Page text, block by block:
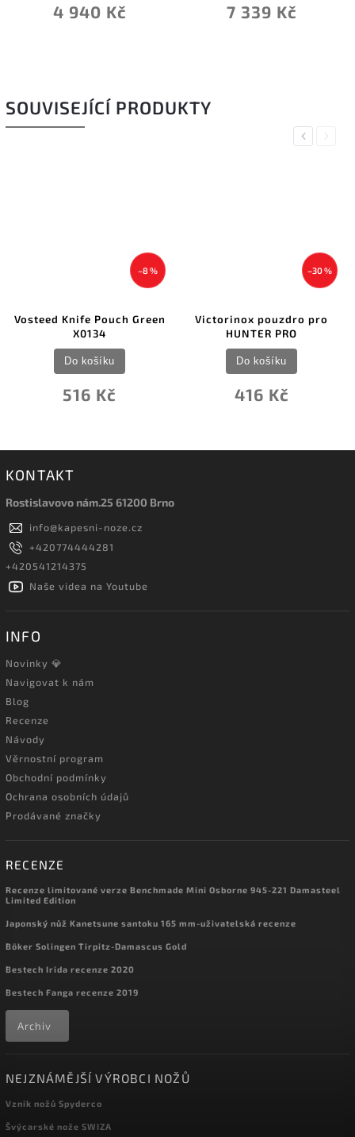
4 940 Kč 7 339 Kč
SOUVISEJÍCÍ PRODUKTY
Previous
–8 %
Vosteed Knife Pouch Green
X0134
516 Kč
Do košíku
–30 %
Victorinox pouzdro pro
HUNTER PRO
416 Kč
Do košíku
Next
KONTAKT
Rostislavovo nám.25 61200 Brno
info@kapesni-noze.cz
+420774444281
+420541214375
Naše videa na Youtube
INFO
Novinky 💎
Navigovat k nám
Blog
Recenze
Návody
Věrnostní program
Obchodní podmínky
Ochrana osobních údajů
Prodávané značky
RECENZE
Recenze limitované verze Benchmade Mini Osborne 945-221 Damasteel
Limited Edition
Japonský nůž Kanetsune santoku 165 mm-uživatelská recenze
Böker Solingen Tirpitz-Damascus Gold
Bestech Irida recenze 2020
Bestech Fanga recenze 2019
Archiv
NEJZNÁMĚJŠÍ VÝROBCI NOŽŮ
Vznik nožů Spyderco
Švýcarské nože SWIZA